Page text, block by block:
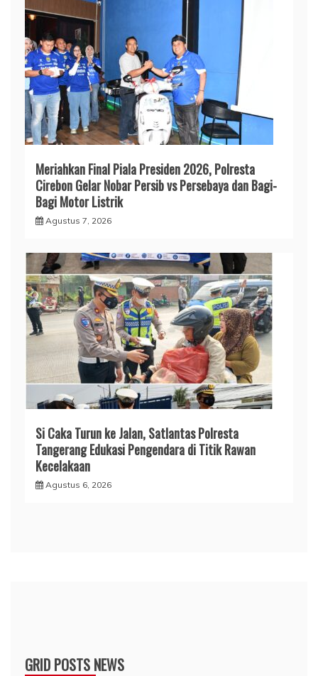
Meriahkan Final Piala Presiden 2026, Polresta
Cirebon Gelar Nobar Persib vs Persebaya dan Bagi-
Bagi Motor Listrik
Agustus 7, 2026
Si Caka Turun ke Jalan, Satlantas Polresta
Tangerang Edukasi Pengendara di Titik Rawan
Kecelakaan
Agustus 6, 2026
GRID POSTS NEWS